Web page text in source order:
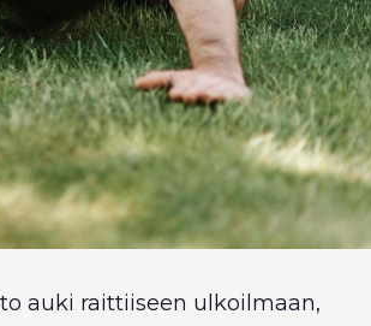
auki raittiiseen ulkoilmaan,